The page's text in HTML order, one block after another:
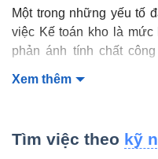
Một trong những yếu tố
việc Kế toán kho là
phản ánh tính chất
0 - 1 năm
Xem thêm
Tìm việc theo kỹ